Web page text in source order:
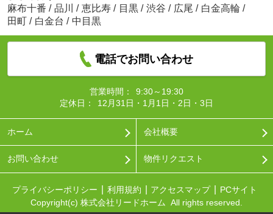
麻布十番 / 品川 / 恵比寿 / 目黒 / 渋谷 / 広尾 / 白金高輪 /
田町 / 白金台 / 中目黒
電話でお問い合わせ
営業時間：
9:30～19:30
定休日：
12月31日・1月1日・2日・3日
ホーム 会社概要
お問い合わせ 物件リクエスト
プライバシーポリシー 利用規約 アクセスマップ
PCサイト
Copyright(c) 株式会社リードホーム All rights reserved.